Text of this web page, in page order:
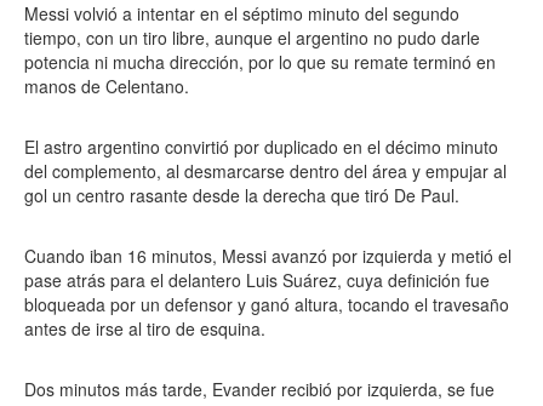
Messi volvió a intentar en el séptimo minuto del segundo
tiempo, con un tiro libre, aunque el argentino no pudo darle
potencia ni mucha dirección, por lo que su remate terminó en
manos de Celentano.
El astro argentino convirtió por duplicado en el décimo minuto
del complemento, al desmarcarse dentro del área y empujar al
gol un centro rasante desde la derecha que tiró De Paul.
Cuando iban 16 minutos, Messi avanzó por izquierda y metió el
pase atrás para el delantero Luis Suárez, cuya definición fue
bloqueada por un defensor y ganó altura, tocando el travesaño
antes de irse al tiro de esquina.
Dos minutos más tarde, Evander recibió por izquierda, se fue